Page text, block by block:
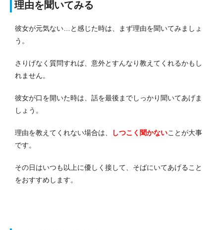
理由を聞いてみる
彼女が元気ない…と感じた時は、まず理由を聞いてみましょ
う。
さりげなく質問すれば、意外とすんなり教えてくれるかもし
れません。
彼女が口を開いた時は、話を最後までしっかり聞いてあげま
しょう。
理由を教えてくれない場合は、 しつこく聞かないことが大事
です。
その日はいつも以上に優しく接して、そばにいてあげること
をおすすめします。